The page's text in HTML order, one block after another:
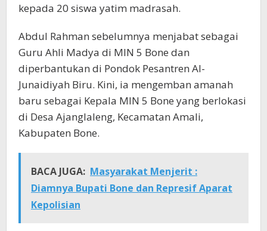
kepada 20 siswa yatim madrasah.
Abdul Rahman sebelumnya menjabat sebagai
Guru Ahli Madya di MIN 5 Bone dan
diperbantukan di Pondok Pesantren Al-
Junaidiyah Biru. Kini, ia mengemban amanah
baru sebagai Kepala MIN 5 Bone yang berlokasi
di Desa Ajanglaleng, Kecamatan Amali,
Kabupaten Bone.
BACA JUGA: Masyarakat Menjerit :
Diamnya Bupati Bone dan Represif Aparat
Kepolisian